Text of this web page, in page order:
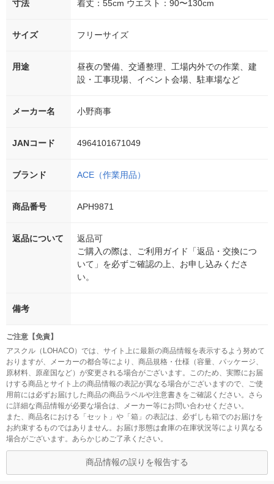
寸法 着丈：55cm ウエスト：90〜130cm
サイズ フリーサイズ
用途
昼夜の警備、交通整理、工場内外での作業、建
設・工事現場、イベント会場、駐車場など
メーカー名 小野商事
JANコード 4964101671049
ブランド ACE（作業用品）
商品番号 APH9871
返品について
返品可
ご購入の際は、ご利用ガイド「返品・交換につ
いて」を必ずご確認の上、お申し込みくださ
い。
備考
ご注意【免責】
アスクル（LOHACO）では、サイト上に最新の商品情報を表示するよう努めて
おりますが、メーカーの都合等により、商品規格・仕様（容量、パッケージ、
原材料、原産国など）が変更される場合がございます。このため、実際にお届
けする商品とサイト上の商品情報の表記が異なる場合がございますので、ご使
用前には必ずお届けした商品の商品ラベルや注意書きをご確認ください。さら
に詳細な商品情報が必要な場合は、メーカー等にお問い合わせください。
また、商品名における「セット」や「箱」の表記は、必ずしも箱でのお届けを
お約束するものではありません。お届け形態は倉庫の在庫状況等により異なる
場合がございます。あらかじめご了承ください。
商品情報の誤りを報告する